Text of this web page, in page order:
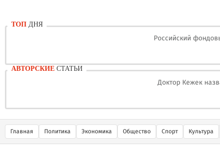
ТОП ДНЯ
Российский
АВТОРСКИЕ СТАТЬИ
Доктор Кежек
Главная Политика Экономика Общество Спорт Культура